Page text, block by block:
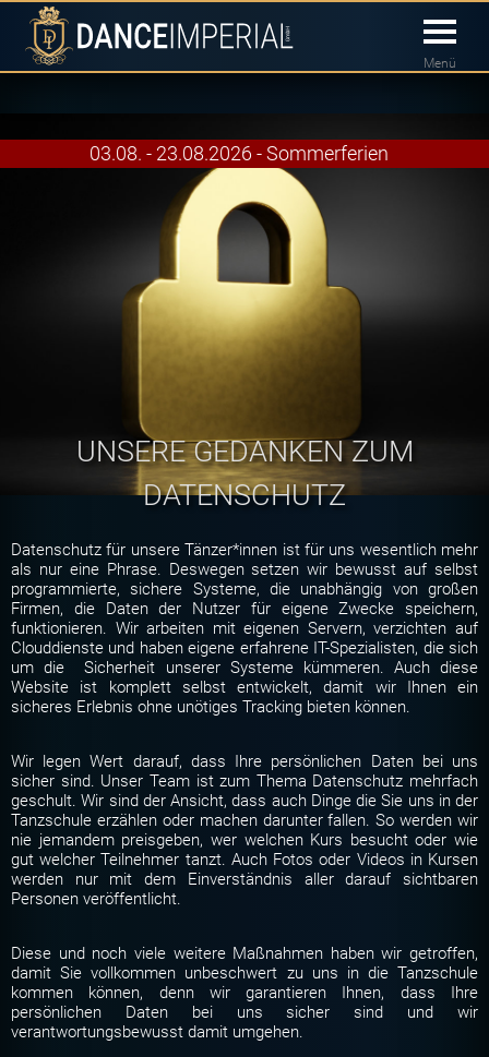
Menü
03.08. - 23.08.2026 - Sommerferien
UNSERE GEDANKEN ZUM
DATENSCHUTZ
Datenschutz für unsere Tänzer*innen ist für uns wesentlich mehr
als nur eine Phrase. Deswegen setzen wir bewusst auf selbst
programmierte, sichere Systeme, die unabhängig von großen
Firmen, die Daten der Nutzer für eigene Zwecke speichern,
funktionieren. Wir arbeiten mit eigenen Servern, verzichten auf
Clouddienste und haben eigene erfahrene IT-Spezialisten, die sich
um die Sicherheit unserer Systeme kümmeren. Auch diese
Website ist komplett selbst entwickelt, damit wir Ihnen ein
sicheres Erlebnis ohne unötiges Tracking bieten können.
Wir legen Wert darauf, dass Ihre persönlichen Daten bei uns
sicher sind. Unser Team ist zum Thema Datenschutz mehrfach
geschult. Wir sind der Ansicht, dass auch Dinge die Sie uns in der
Tanzschule erzählen oder machen darunter fallen. So werden wir
nie jemandem preisgeben, wer welchen Kurs besucht oder wie
gut welcher Teilnehmer tanzt. Auch Fotos oder Videos in Kursen
werden nur mit dem Einverständnis aller darauf sichtbaren
Personen veröffentlicht.
Diese und noch viele weitere Maßnahmen haben wir getroffen,
damit Sie vollkommen unbeschwert zu uns in die Tanzschule
kommen können, denn wir garantieren Ihnen, dass Ihre
persönlichen Daten bei uns sicher sind und wir
verantwortungsbewusst damit umgehen.